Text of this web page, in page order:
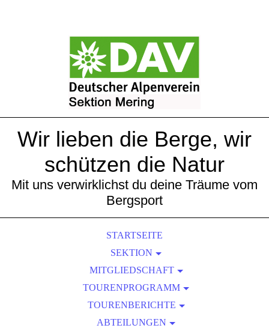
Wir lieben die Berge, wir
schützen die Natur
Mit uns verwirklichst du deine Träume vom
Bergsport
STARTSEITE
SEKTION
VORSTANDSCHAFT
GESCHÄFTSSTELLE
TERMINE
SATZUNG
MITGLIEDSCHAFT
MITGLIED WERDEN
VORTEILE
TOURENPROGRAMM
MITTELGEBIRGSTOUR: FRÄNKISCHES SAALETAL, 2
TOURENBERICHTE
TOUREN 2026
ABTEILUNGEN